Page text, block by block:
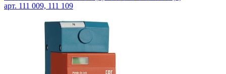
арт. 111 009, 111 109